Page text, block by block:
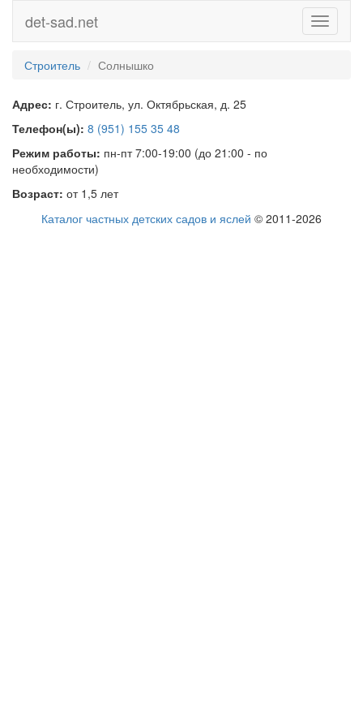
Toggle
det-sad.net
Строитель Солнышко
Адрес: г. Строитель, ул. Октябрьская, д. 25
Телефон(ы): 8 (951) 155 35 48
Режим работы: пн-пт 7:00-19:00 (до 21:00 - по
необходимости)
Возраст: от 1,5 лет
Каталог частных детских садов и яслей © 2011-2026